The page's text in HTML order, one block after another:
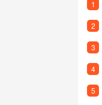
1
2
3
4
5